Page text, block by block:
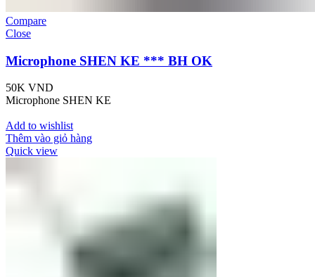
Compare
Close
Microphone SHEN KE *** BH OK
50K VND
Microphone SHEN KE
Add to wishlist
Thêm vào giỏ hàng
Quick view